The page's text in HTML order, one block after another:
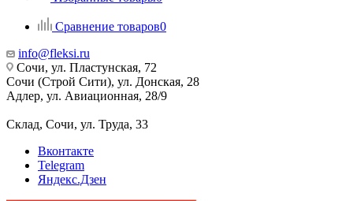
Сравнение товаров0
info@fleksi.ru
Сочи, ул. Пластунская, 72
Сочи (Строй Сити), ул. Донская, 28
Адлер, ул. Авиационная, 28/9
Склад, Сочи, ул. Труда, 33
Вконтакте
Telegram
Яндекс.Дзен